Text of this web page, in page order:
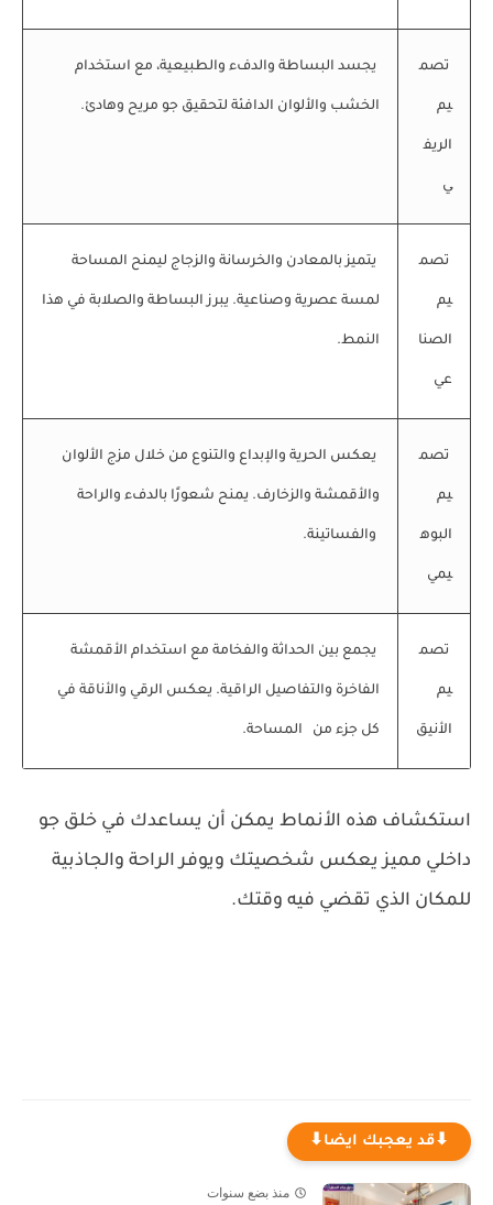
تصم
يم
الريف
ي
يجسد البساطة والدفء والطبيعية، مع استخدام
الخشب والألوان الدافئة لتحقيق جو مريح وهادئ.
تصم
يم
الصنا
عي
يتميز بالمعادن والخرسانة والزجاج ليمنح المساحة
لمسة عصرية وصناعية. يبرز البساطة والصلابة في هذا
النمط.
تصم
يم
البوه
يمي
يعكس الحرية والإبداع والتنوع من خلال مزج الألوان
والأقمشة والزخارف. يمنح شعورًا بالدفء والراحة
والفساتينة.
تصم
يم
الأنيق
يجمع بين الحداثة والفخامة مع استخدام الأقمشة
الفاخرة والتفاصيل الراقية. يعكس الرقي والأناقة في
كل جزء من المساحة.
استكشاف هذه الأنماط يمكن أن يساعدك في خلق جو
داخلي مميز يعكس شخصيتك ويوفر الراحة والجاذبية
للمكان الذي تقضي فيه وقتك.
⬇قد يعجبك ايضا⬇
منذ بضع سنوات